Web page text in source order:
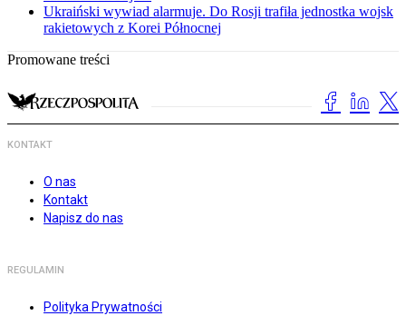
Ukraiński wywiad alarmuje. Do Rosji trafiła jednostka wojsk
rakietowych z Korei Północnej
Promowane treści
KONTAKT
O nas
Kontakt
Napisz do nas
REGULAMIN
Polityka Prywatności